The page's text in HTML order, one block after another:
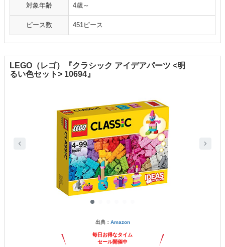
対象年齢 4歳～
ピース数 451ピース
LEGO（レゴ）『クラシック アイデアパーツ <明
るい色セット> 10694』
出典： Amazon
毎日お得なタイム
セール開催中